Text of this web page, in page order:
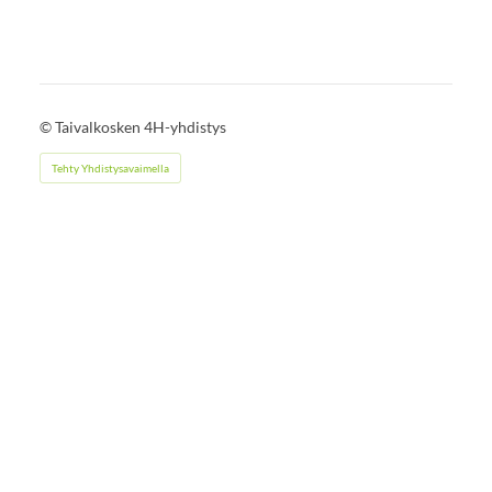
©Taivalkosken 4H-yhdistys
Tehty Yhdistysavaimella